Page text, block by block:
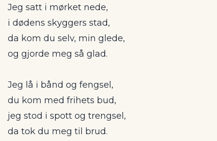
Jeg satt i mørket nede,
i dødens skyggers stad,
da kom du selv, min glede,
og gjorde meg så glad.
Jeg lå i bånd og fengsel,
du kom med frihets bud,
jeg stod i spott og trengsel,
da tok du meg til brud.